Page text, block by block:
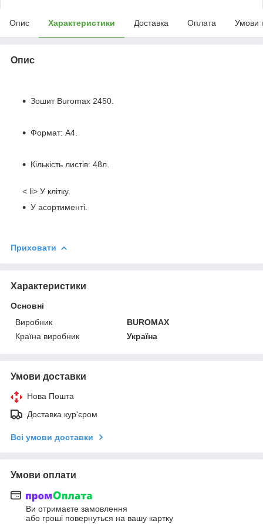
Опис Характеристики Доставка Оплата Умови
Опис
Зошит Buromax 2450.
Формат: А4.
Кількість листів: 48л.
< li> У клітку.
У асортименті.
Приховати
Характеристики
Основні
Виробник
BUROMAX
Країна виробник
Україна
Умови доставки
Нова Пошта
Доставка кур'єром
Всі умови доставки
Умови оплати
Ви отримаєте замовлення
або гроші повернуться на вашу картку